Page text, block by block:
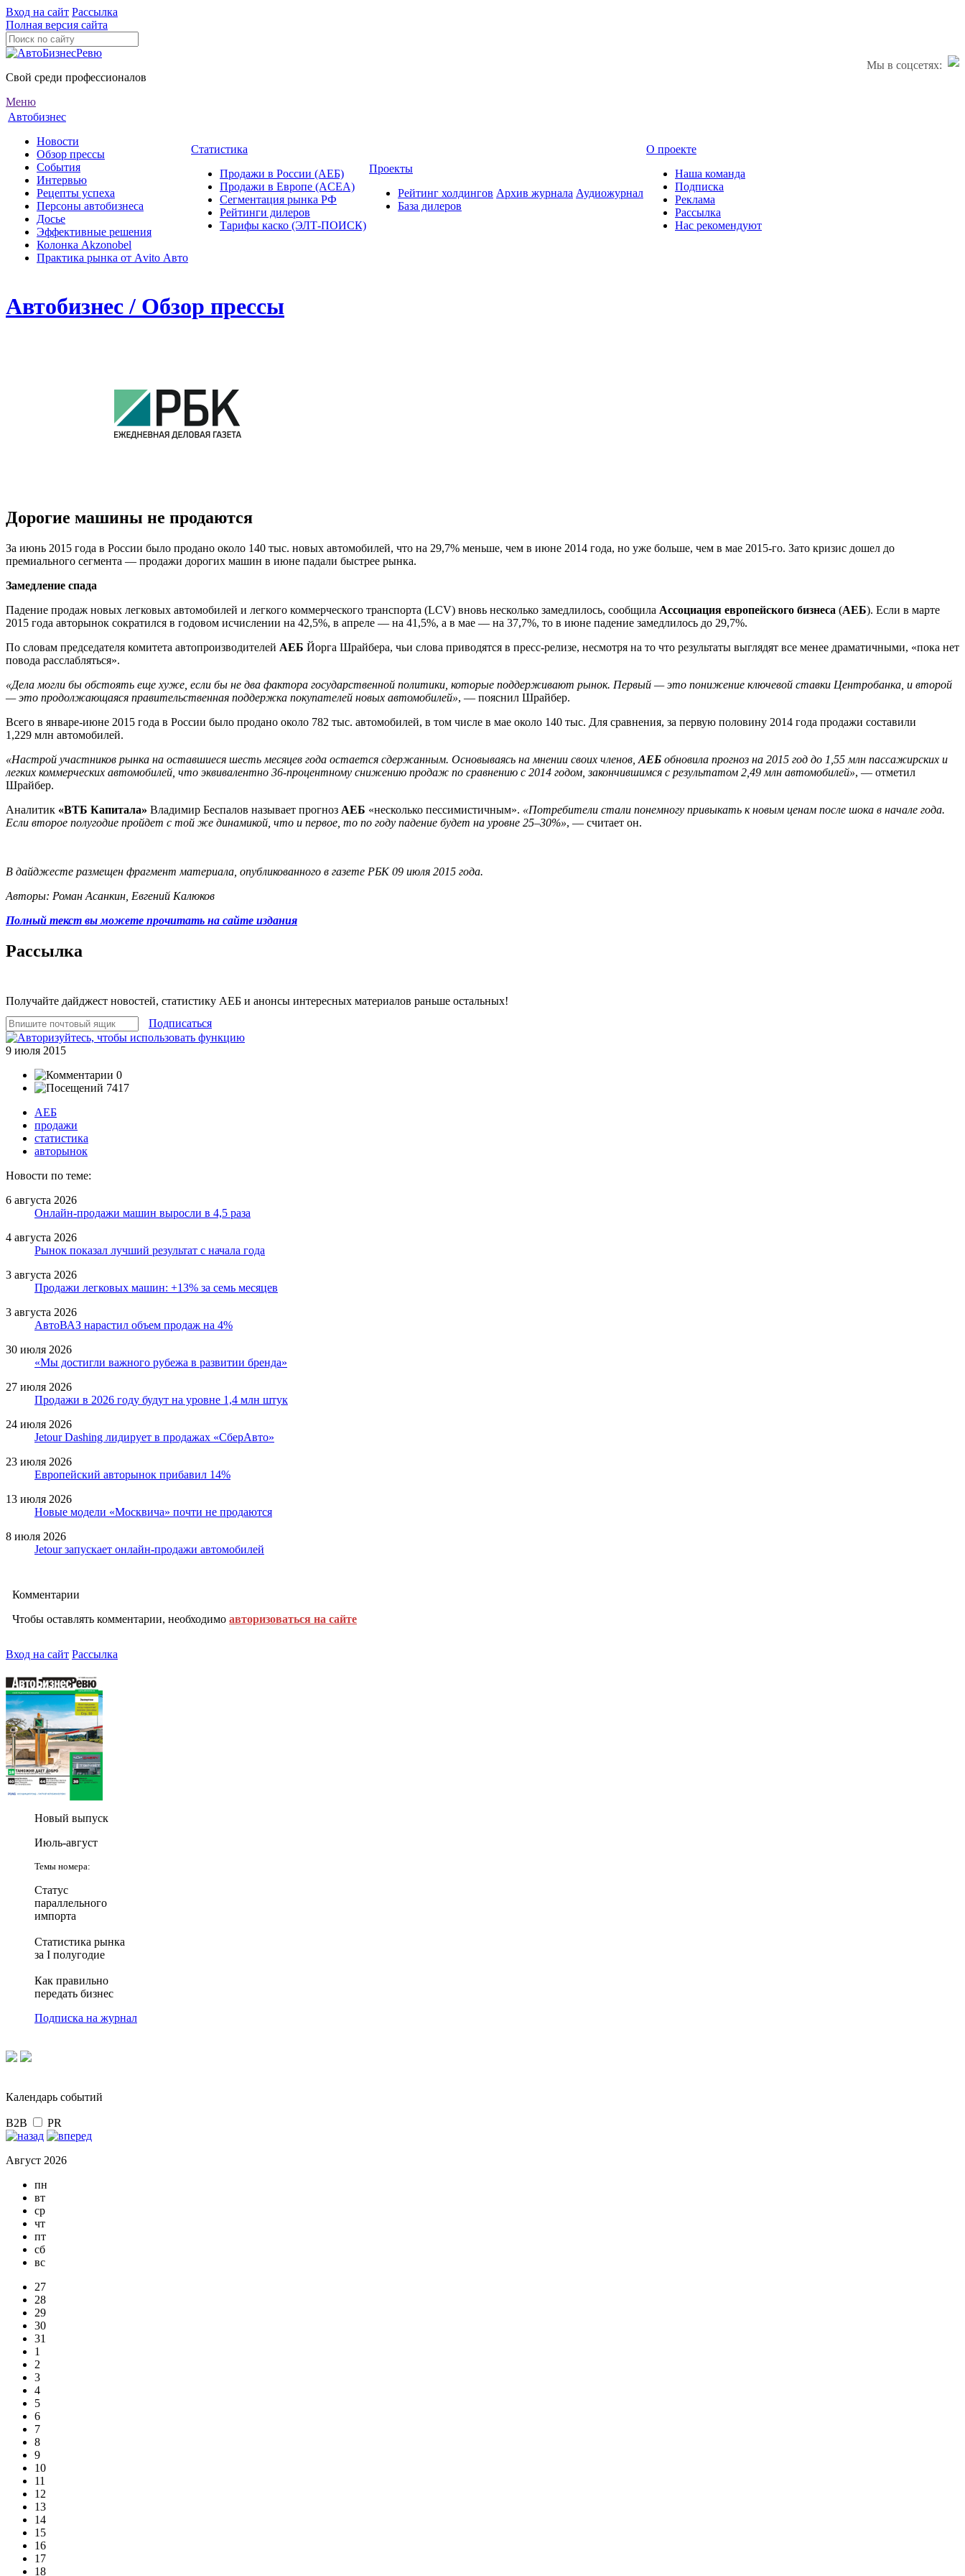
Вход на сайт Рассылка
Полная версия сайта
Мы в соцсетях:
Свой среди профессионалов
Меню
Автобизнес
Новости
Обзор прессы
События
Интервью
Рецепты успеха
Персоны автобизнеса
Досье
Эффективные решения
Колонка Akzonobel
Практика рынка от Аvito Авто
Статистика
Продажи в России (АЕБ)
Продажи в Европе (ACEA)
Сегментация рынка РФ
Рейтинги дилеров
Тарифы каско (ЭЛТ-ПОИСК)
Проекты
Рейтинг холдингов
База дилеров
Архив журнала Аудиожурнал
О проекте
Наша команда
Подписка
Реклама
Рассылка
Нас рекомендуют
Автобизнес / Обзор прессы
Дорогие машины не продаются
За июнь 2015 года в России было продано около 140 тыс. новых автомобилей, что на 29,7% меньше, чем в июне 2014 года, но уже больше, чем в мае 2015-го. Зато кризис дошел до
премиального сегмента — продажи дорогих машин в июне падали быстрее рынка.
Замедление спада
Падение продаж новых легковых автомобилей и легкого коммерческого транспорта (LCV) вновь несколько замедлилось, сообщила Ассоциация европейского бизнеса (АЕБ). Если в марте
2015 года авторынок сократился в годовом исчислении на 42,5%, в апреле — на 41,5%, а в мае — на 37,7%, то в июне падение замедлилось до 29,7%.
По словам председателя комитета автопроизводителей АЕБ Йорга Шрайбера, ​чьи слова приводятся в пресс-релизе, несмотря на то что результаты выглядят все менее драматичными, «пока нет
повода расслабляться».
«Дела могли бы обстоять еще хуже, если бы не два фактора государственной политики, которые поддерживают рынок. Первый — это понижение ключевой ставки Центробанка, и второй
— это продолжающаяся правительственная поддержка покупателей новых автомобилей», — пояснил Шрайбер.
Всего в январе-июне 2015 года в России было продано около 782 тыс. автомобилей, в том числе в мае около 140 тыс. Для сравнения, за первую половину 2014 года продажи составили
1,229 млн автомобилей.
«Настрой участников рынка на оставшиеся шесть месяцев года остается сдержанным. Основываясь на мнении своих членов, АЕБ обновила прогноз на 2015 год до 1,55 млн пассажирских и
легких коммерческих автомобилей, что эквивалентно 36-процентному снижению продаж по сравнению с 2014 годом, закончившимся с результатом 2,49 млн автомобилей», — отметил
Шрайбер.
Аналитик «ВТБ Капитала» Владимир Беспалов называет прогноз АЕБ «несколько пессимистичным». «Потребители стали понемногу привыкать к новым ценам после шока в начале года.
Если второе полугодие пройдет с той же динамикой, что и первое, то по году падение будет на уровне 25–30%», — считает он.
В дайджесте размещен фрагмент материала, опубликованного в газете РБК 09 июля 2015 года.
Авторы: Роман Асанкин, Евгений Калюков
Полный текст вы можете прочитать на сайте издания
Рассылка
Получайте дайджест новостей, статистику АЕБ и анонсы интересных материалов раньше остальных!
Подписаться
9 июля 2015
0
7417
АЕБ
продажи
статистика
авторынок
Новости по теме:
6 августа 2026
Онлайн-продажи машин выросли в 4,5 раза
4 августа 2026
Рынок показал лучший результат с начала года
3 августа 2026
Продажи легковых машин: +13% за семь месяцев
3 августа 2026
АвтоВАЗ нарастил объем продаж на 4%
30 июля 2026
«Мы достигли важного рубежа в развитии бренда»
27 июля 2026
Продажи в 2026 году будут на уровне 1,4 млн штук
24 июля 2026
Jetour Dashing лидирует в продажах «СберАвто»
23 июля 2026
Европейский авторынок прибавил 14%
13 июля 2026
Новые модели «Москвича» почти не продаются
8 июля 2026
Jetour запускает онлайн-продажи автомобилей
Комментарии
Чтобы оставлять комментарии, необходимо авторизоваться на сайте
Вход на сайт Рассылка
Новый выпуск
Июль-август
Темы номера:
Статус
параллельного
импорта
Статистика рынка
за I полугодие
Как правильно
передать бизнес
Подписка на журнал
Календарь событий
B2B PR
Август 2026
пн
вт
ср
чт
пт
сб
вс
27
28
29
30
31
1
2
3
4
5
6
7
8
9
10
11
12
13
14
15
16
17
18